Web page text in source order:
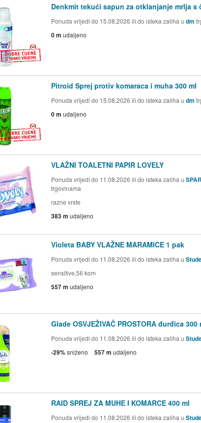
Denkmit tekući sapun za otklanjanje mrlja s
Ponuda vrijedi do 15.08.2026 ili do isteka zaliha u dm
0 m udaljeno
Pitroid Sprej protiv komaraca i muha 300 ml
Ponuda vrijedi do 15.08.2026 ili do isteka zaliha u dm
0 m udaljeno
VLAŽNI TOALETNI PAPIR LOVELY
Ponuda vrijedi do 11.08.2026 ili do isteka zaliha u
trgovinama
razne vrste
383 m udaljeno
Violeta BABY VLAŽNE MARAMICE 1 pak
Ponuda vrijedi do 11.08.2026 ili do isteka zaliha u
sensitive,56 kom
557 m udaljeno
Glade OSVJEŽIVAČ PROSTORA đurđica 300
Ponuda vrijedi do 11.08.2026 ili do isteka zaliha u
-29%sniženo 557 m udaljeno
RAID SPREJ ZA MUHE I KOMARCE 400 ml
Ponuda vrijedi do 11.08.2026 ili do isteka zaliha u